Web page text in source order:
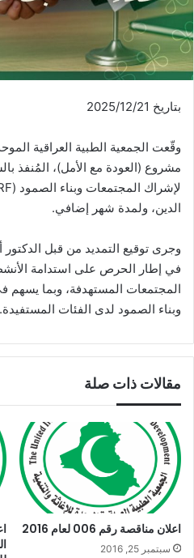
بتاريخ 2025/12/21
وقّعت الجمعية الطبية العراقية
مشروع (العودة مع الأمل)، المُنفذ
الدين، ولمدة شهر إضافي.
وجرى توقيع التمديد من قبل
في إطار الحرص على استدامة
المجتمعات المستهدفة، وبما يسهم
وبناء الصمود لدى الفئات المستفيدة.
مقالات ذات صلة
اعلان مناقصة رقم 006 لعام 2016
سبتمبر 25, 2016